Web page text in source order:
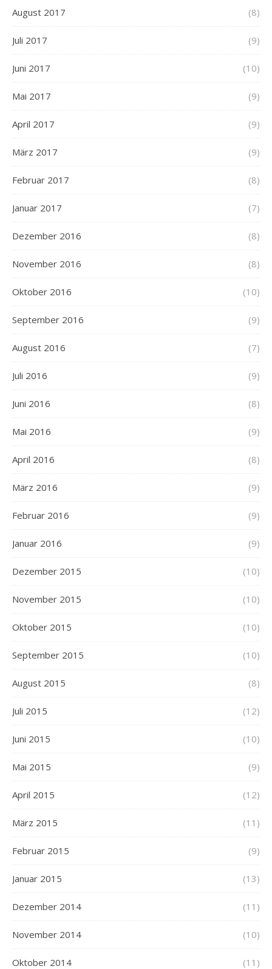
August 2017 (8)
Juli 2017 (9)
Juni 2017 (10)
Mai 2017 (9)
April 2017 (9)
März 2017 (9)
Februar 2017 (8)
Januar 2017 (7)
Dezember 2016 (8)
November 2016 (8)
Oktober 2016 (10)
September 2016 (9)
August 2016 (7)
Juli 2016 (9)
Juni 2016 (8)
Mai 2016 (9)
April 2016 (8)
März 2016 (9)
Februar 2016 (9)
Januar 2016 (9)
Dezember 2015 (10)
November 2015 (10)
Oktober 2015 (10)
September 2015 (10)
August 2015 (8)
Juli 2015 (12)
Juni 2015 (10)
Mai 2015 (9)
April 2015 (12)
März 2015 (11)
Februar 2015 (9)
Januar 2015 (13)
Dezember 2014 (11)
November 2014 (10)
Oktober 2014 (11)